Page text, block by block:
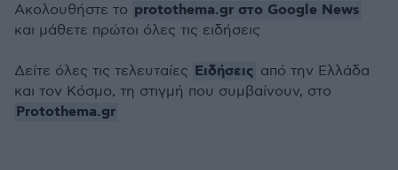
Ακολουθήστε το protothema.gr στο Google News
και μάθετε πρώτοι όλες τις ειδήσεις
Δείτε όλες τις τελευταίες Ειδήσεις από την Ελλάδα
και τον Κόσμο, τη στιγμή που συμβαίνουν, στο
Protothema.gr